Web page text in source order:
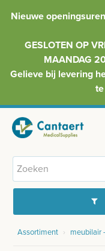
Nieuwe
GESLOTEN OP
MAANDAG
Gelieve bij levering
HOME
GYNAECOLOGIE
Assortiment › meubilair